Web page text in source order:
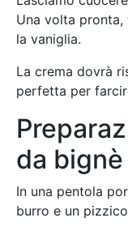
Una volta
la vaniglia.
La crema dovrà
perfetta per
da bignè
In una pentola
burro e un